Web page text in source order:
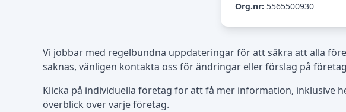
Org.nr: 5565500930
Vi jobbar med regelbundna uppdateringar för att säkra att alla
saknas, vänligen kontakta oss för ändringar eller förslag på
Klicka på individuella företag för att få mer information, inklusive
överblick över varje företag.